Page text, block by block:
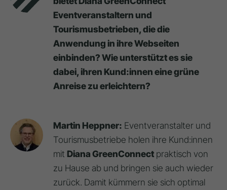
Eventveranstaltern und
Tourismusbetrieben, die die
Anwendung in ihre Webseiten
einbinden? Wie unterstützt es sie
dabei, ihren Kund:innen eine grüne
Anreise zu erleichtern?
Martin Heppner: Eventveranstalter und
Tourismusbetriebe holen ihre Kund:innen
mit Diana GreenConnect praktisch von
zu Hause ab und bringen sie auch wieder
zurück. Damit kümmern sie sich optimal